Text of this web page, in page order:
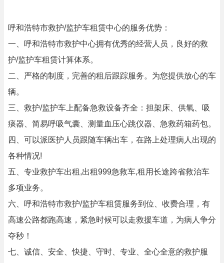
呼和浩特市救护/监护车租赁中心的服务优势：
一、呼和浩特市救护中心拥有优秀的经营人员，良好的救
护/监护车租赁计算体系。
二、严格的制度，完善的租后跟踪服务。为您提供放心的车
辆。
三、救护/监护车上配备急救设备齐全：担架床、供氧、吸
痰器、简易呼吸气囊、测量血压心跳仪器、急救药箱药包。
四、可以派医护人员跟随车辆出车，在路上处理病人出现的
各种情况!
五、专业救护车出租,出租999急救车,租用长途跨省救治车
多项业务。
六、呼和浩特市救护/监护车租赁服务到位、收费合理，有
高速公路都跑高速，紧急时候可以走救援车道，为病人争分
夺秒！
七、诚信、安全、快捷、守时、专业、全心全意的救护服